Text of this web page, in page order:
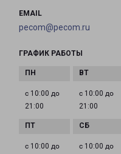
EMAIL
pecom@pecom.ru
ГРАФИК РАБОТЫ
с 10:00 до
21:00
с 10:00 до
21:00
с 10:00 до
с 10:00 до